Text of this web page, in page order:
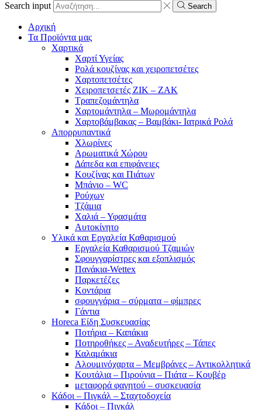
Search input Search
Αρχική
Τα Προϊόντα μας
Χαρτικά
Χαρτί Υγείας
Ρολά κουζίνας και χειροπετσέτες
Χαρτοπετσέτες
Χειροπετσετές ΖΙΚ – ΖΑΚ
Τραπεζομάντηλα
Χαρτομάντηλα – Μωρομάντηλα
Χαρτοβάμβακας – Βαμβάκι- Ιατρικά Ρολά
Απορρυπαντικά
Χλωρίνες
Αρωματικά Χώρου
Δάπεδα και επιφάνειες
Κουζίνας και Πιάτων
Μπάνιο – WC
Ρούχων
Τζάμια
Χαλιά – Υφασμάτα
Αυτοκίνητο
Υλικά και Εργαλεία Καθαρισμού
Εργαλεία Καθαρισμού Τζαμιών
Σφουγγαρίστρες και εξοπλισμός
Πανάκια-Wettex
Παρκετέζες
Κοντάρια
σφουγγάρια – σύρματα – φίμπρες
Γάντια
Horeca Είδη Συσκευασίας
Ποτήρια – Καπάκια
Ποτηροθήκες – Αναδευτήρες – Τάπες
Καλαμάκια
Αλουμινόχαρτα – Μεμβράνες – Αντικολλητικά
Κουτάλια – Πιρούνια – Πιάτα – Κουβέρ
μεταφορά φαγητού – συσκευασία
Κάδοι – Πιγκάλ – Σταχτοδοχεία
Κάδοι – Πιγκάλ